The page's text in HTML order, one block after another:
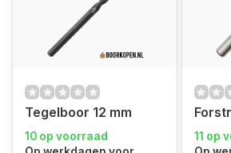
Tegelboor 12 mm
10 op voorraad
11 op